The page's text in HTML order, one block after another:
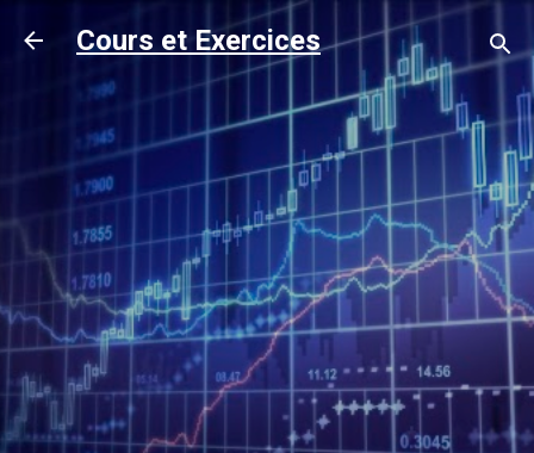
Accéder au contenu principal
Cours et Exercices